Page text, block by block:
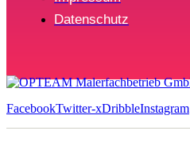
Datenschutz
FacebookTwitter-xDribbleInstagram